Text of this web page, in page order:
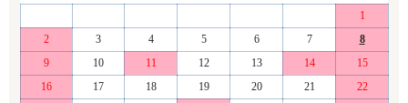
1
2
3 4 5 6 7
8
9
10 11 12 13 14
15
16
17 18 19 20 21
22